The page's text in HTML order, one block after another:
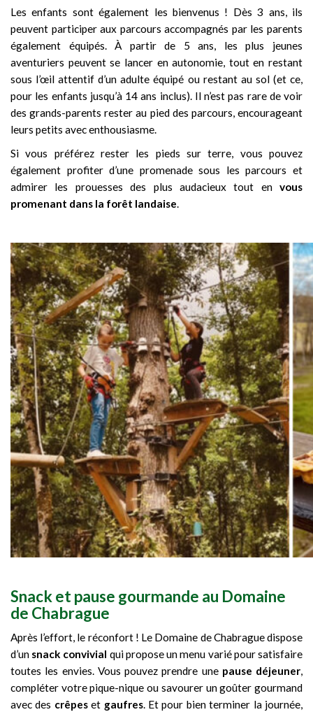
Les enfants sont également les bienvenus ! Dès 3 ans, ils
peuvent participer aux parcours accompagnés par les parents
également équipés. À partir de 5 ans, les plus jeunes
aventuriers peuvent se lancer en autonomie, tout en restant
sous l’œil attentif d’un adulte équipé ou restant au sol (et ce,
pour les enfants jusqu’à 14 ans inclus). Il n’est pas rare de voir
des grands-parents rester au pied des parcours, encourageant
leurs petits avec enthousiasme.
Si vous préférez rester les pieds sur terre, vous pouvez
également profiter d’une promenade sous les parcours et
admirer les prouesses des plus audacieux tout en vous
promenant dans la forêt landaise.
Snack et pause gourmande au Domaine
de Chabrague
Après l’effort, le réconfort ! Le Domaine de Chabrague dispose
d’un snack convivial qui propose un menu varié pour satisfaire
toutes les envies. Vous pouvez prendre une pause déjeuner,
compléter votre pique-nique ou savourer un goûter gourmand
avec des crêpeset gaufres. Et pour bien terminer la journée,